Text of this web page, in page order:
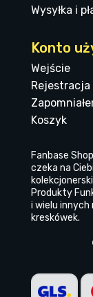
Wysyłka i
Konto
Wejście
Rejestracja
Koszyk
Fanbase
czeka na
Produkty
i wielu innych
kreskówek.